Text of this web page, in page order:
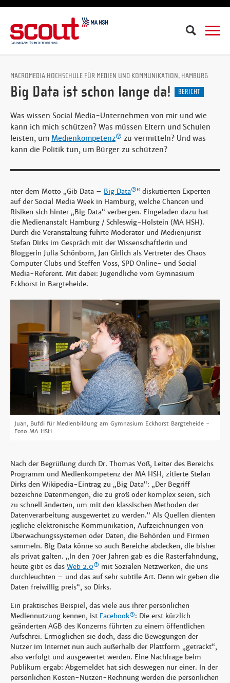
Suche
MACROMEDIA HOCHSCHULE FÜR MEDIEN UND KOMMUNIKATION, HAMBURG
Big Data ist schon lange da! BERICHT
Was wissen Social Media-Unternehmen von mir und wie
kann ich mich schützen? Was müssen Eltern und Schulen
leisten, um Medienkompetenz
zu vermitteln? Und was
kann die Politik tun, um Bürger zu schützen?
nter dem Motto „Gib Data – Big Data
“ diskutierten Experten
auf der Social Media Week in Hamburg, welche Chancen und
Risiken sich hinter „Big Data“ verbergen. Eingeladen dazu hat
die Medienanstalt Hamburg / Schleswig-Holstein (MA HSH).
Durch die Veranstaltung führte Moderator und Medienjurist
Stefan Dirks im Gespräch mit der Wissenschaftlerin und
Bloggerin Julia Schönborn, Jan Girlich als Vertreter des Chaos
Computer Clubs und Steffen Voss, SPD Online- und Social
Media-Referent. Mit dabei: Jugendliche vom Gymnasium
Eckhorst in Bargteheide.
Juan, Bufdi für Medienbildung am Gymnasium Eckhorst Bargteheide -
Foto MA HSH
Nach der Begrüßung durch Dr. Thomas Voß, Leiter des Bereichs
Programm und Medienkompetenz der MA HSH, zitierte Stefan
Dirks den Wikipedia-Eintrag zu „Big Data“: „Der Begriff
bezeichne Datenmengen, die zu groß oder komplex seien, sich
zu schnell änderten, um mit den klassischen Methoden der
Datenverarbeitung ausgewertet zu werden.“ Als Quellen dienten
jegliche elektronische Kommunikation, Aufzeichnungen von
Überwachungssystemen oder Daten, die Behörden und Firmen
sammeln. Big Data könne so auch Bereiche abdecken, die bisher
als privat galten. „In den 70er Jahren gab es die Rasterfahndung,
heute gibt es das Web 2.0
mit Sozialen Netzwerken, die uns
durchleuchten ­­– und das auf sehr subtile Art. Denn wir geben die
Daten freiwillig preis“, so Dirks.
Ein praktisches Beispiel, das viele aus ihrer persönlichen
Mediennutzung kennen, ist Facebook
: Die erst kürzlich
geänderten AGB des Konzerns führten zu einem öffentlichen
Aufschrei. Ermöglichen sie doch, dass die Bewegungen der
Nutzer im Internet nun auch außerhalb der Plattform „getrackt“,
also verfolgt und ausgewertet werden. Eine Nachfrage beim
Publikum ergab: Abgemeldet hat sich deswegen nur einer. In der
persönlichen Kosten-Nutzen-Rechnung werden die persönlichen